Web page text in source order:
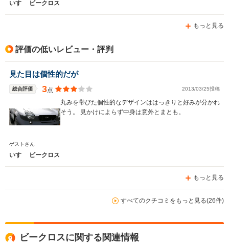
いすゞ ビークロス
もっと見る
評価の低いレビュー・評判
見た目は個性的だが
総合評価 3点 2013/03/25投稿
丸みを帯びた個性的なデザインははっきりと好みが分かれ
そう。 見かけによらず中身は意外とまとも。
ゲストさん
いすゞ ビークロス
もっと見る
すべてのクチコミをもっと見る(26件)
ビークロスに関する関連情報